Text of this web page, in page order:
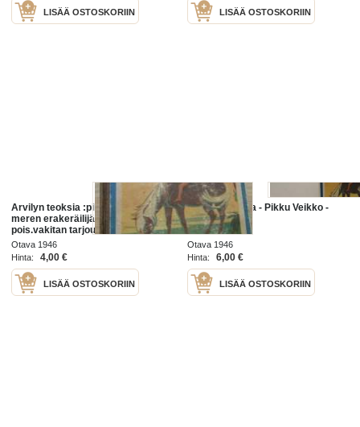
LISÄÄ OSTOSKORIIN LISÄÄ OSTOSKORIIN
Arvilyn teoksia :pikku - veikkoja
meren erakeräilijä myy kaikki
pois.vakitan tarjous smart -
postimaksut smart -postimaksu S
ja M-koko 5e katso
Otava 1946
Hinta:
4,00 €
LISÄÄ OSTOSKORIIN
Arvilyn teoksia - Pikku Veikko -
Meren erakot
Otava 1946
Hinta:
6,00 €
LISÄÄ OSTOSKORIIN